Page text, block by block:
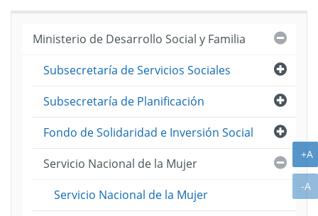
Ministerio de Desarrollo Social y Familia
Abrir
Subsecretaría de Servicios Sociales
Abrir
Subsecretaría de Planificación
Abrir
Fondo de Solidaridad e Inversión Social
Servicio Nacional de la Mujer
Servicio Nacional de la Mujer
+A
-A